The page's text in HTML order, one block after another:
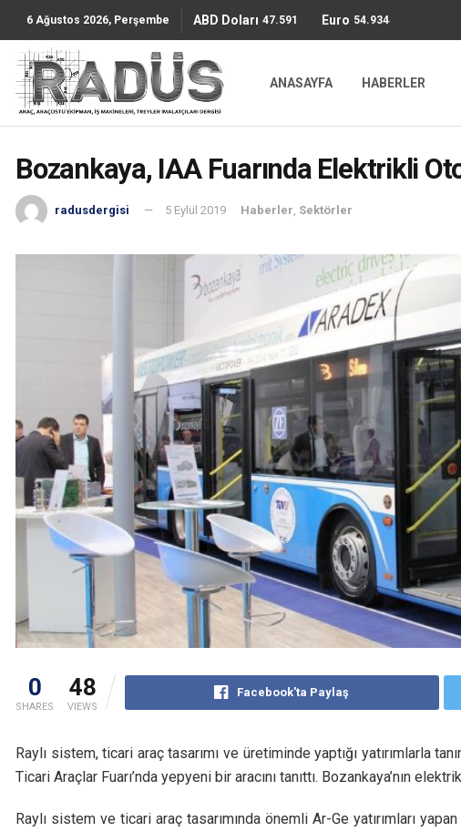
6 Ağustos 2026, Perşembe ABD Doları 47.5911 Euro 54.9344
ANASAYFA HABERLER
Bozankaya, IAA Fuarında Elektrikli
radusdergisi 5 Eylül 2019 Haberler, Sektörler
0
SHARES
48
VIEWS
Facebook'ta Paylaş
Raylı sistem, ticari araç tasarımı ve üretiminde yaptığı yatırımlarla
Ticari Araçlar Fuarı’nda yepyeni bir aracını tanıttı. Bozankaya’nın
Raylı sistem ve ticari araç tasarımında önemli Ar-Ge yatırımları